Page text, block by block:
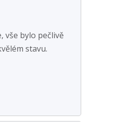
vše bylo pečlivě
stavu.